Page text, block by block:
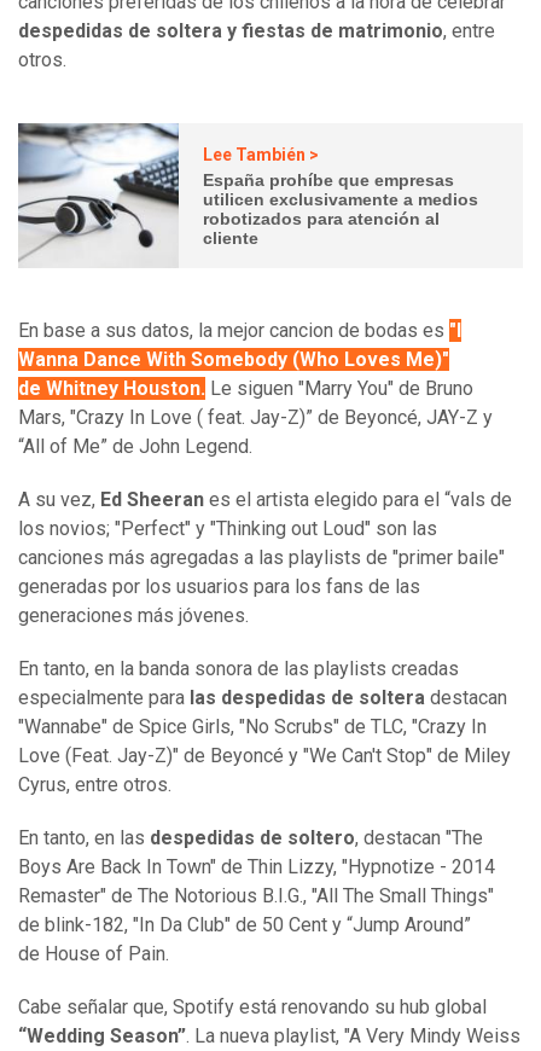
despedidas de soltera y fiestas de matrimonio, entre
otros.
Lee También >
España prohíbe que empresas
utilicen exclusivamente a medios
robotizados para atención al
cliente
En base a sus datos, la mejor cancion de bodas es "I
Wanna Dance With Somebody (Who Loves Me)"
de Whitney Houston. Le siguen "Marry You" de Bruno
Mars, "Crazy In Love ( feat. Jay-Z)” de Beyoncé, JAY-Z y
“All of Me” de John Legend.
A su vez, Ed Sheeran es el artista elegido para el “vals de
los novios; "Perfect" y "Thinking out Loud" son las
canciones más agregadas a las playlists de "primer baile"
generadas por los usuarios para los fans de las
generaciones más jóvenes.
En tanto, en la banda sonora de las playlists creadas
especialmente para las despedidas de soltera destacan
"Wannabe" de Spice Girls, "No Scrubs" de TLC, "Crazy In
Love (Feat. Jay-Z)" de Beyoncé y "We Can't Stop" de Miley
Cyrus, entre otros.
En tanto, en las despedidas de soltero, destacan "The
Boys Are Back In Town" de Thin Lizzy, "Hypnotize - 2014
Remaster" de The Notorious B.I.G., "All The Small Things"
de blink-182, "In Da Club" de 50 Cent y “Jump Around”
de House of Pain.
Cabe señalar que, Spotify está renovando su hub global
“Wedding Season”. La nueva playlist, "A Very Mindy Weiss